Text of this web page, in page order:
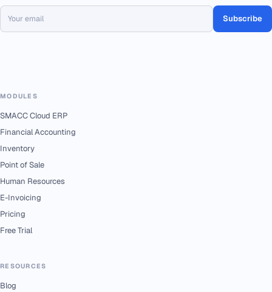
Subscribe
MODULES
SMACC Cloud ERP
Financial Accounting
Inventory
Point of Sale
Human Resources
E-Invoicing
Pricing
Free Trial
RESOURCES
Blog